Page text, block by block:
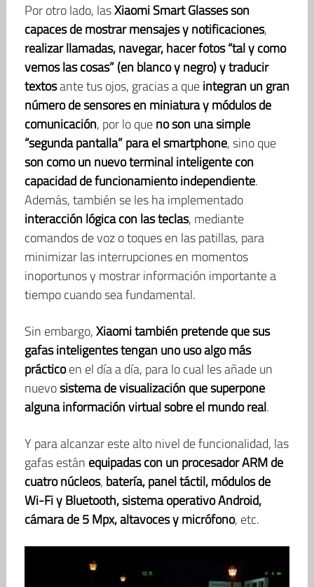
Por otro lado, lasXiaomi Smart Glasses son
capaces de mostrar mensajes y notificaciones,
realizar llamadas, navegar, hacer fotos “tal y como
vemos las cosas” (en blanco y negro) y traducir
textosante tus ojos, gracias a queintegran un gran
número de sensores en miniatura y módulos de
comunicación, por lo queno son una simple
“segunda pantalla” para el smartphone, sino que
son como un nuevo terminal inteligente con
capacidad de funcionamiento independiente.
Además, también se les ha implementado
interacción lógica con las teclas, mediante
comandos de voz o toques en las patillas, para
minimizar las interrupciones en momentos
inoportunos y mostrar información importante a
tiempo cuando sea fundamental.
Sin embargo,Xiaomi también pretende que sus
gafas inteligentes tengan uno uso algo más
prácticoen el día a día, para lo cual les añade un
nuevosistema de visualización que superpone
alguna información virtual sobre el mundo real.
Y para alcanzar este alto nivel de funcionalidad, las
gafas están equipadas con un procesador ARM de
cuatro núcleos, batería, panel táctil, módulos de
Wi-Fi y Bluetooth, sistema operativo Android,
cámara de 5 Mpx, altavoces y micrófono, etc.